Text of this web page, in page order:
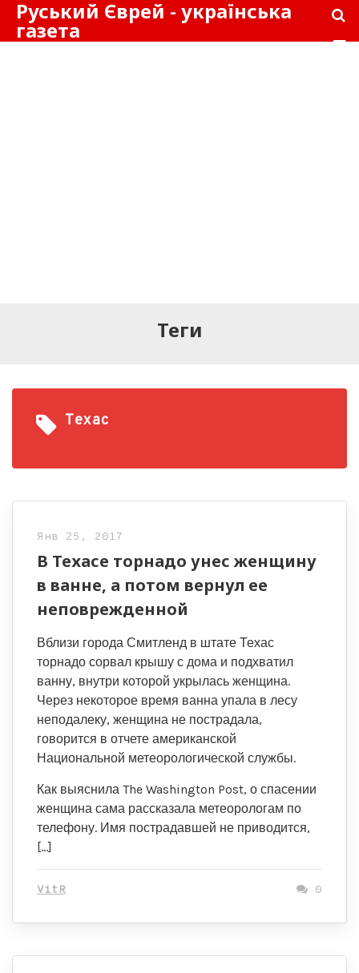
Руський Єврей - українська
газета
Теги
Техас
Янв 25, 2017
В Техасе торнадо унес женщину
в ванне, а потом вернул ее
неповрежденной
Вблизи города Смитленд в штате Техас
торнадо сорвал крышу с дома и подхватил
ванну, внутри которой укрылась женщина.
Через некоторое время ванна упала в лесу
неподалеку, женщина не пострадала,
говорится в отчете американской
Национальной метеорологической службы.
Как выяснила The Washington Post, о спасении
женщина сама рассказала метеорологам по
телефону. Имя пострадавшей не приводится,
[…]
VitR 0